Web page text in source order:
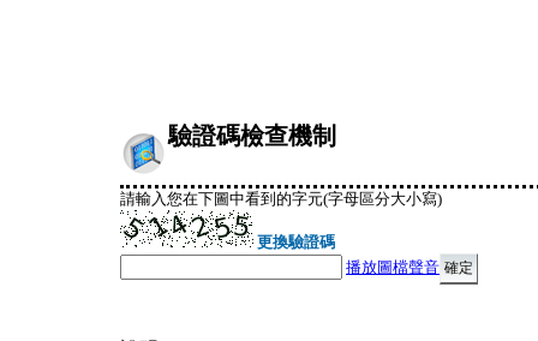
驗證碼檢查機制
請輸入您在下圖中看到的字元(字母區分大小寫)
更換驗證碼
播放圖檔聲音